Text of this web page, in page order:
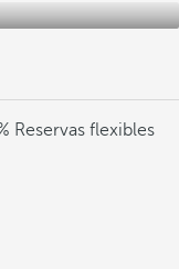
Reservas flexibles